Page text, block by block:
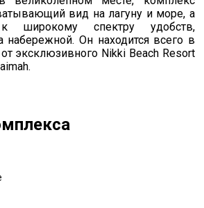
вид на лагуну и море, а
широкому спектру удобств,
набережной. Он находится всего в
эксклюзивного Nikki Beach Resort